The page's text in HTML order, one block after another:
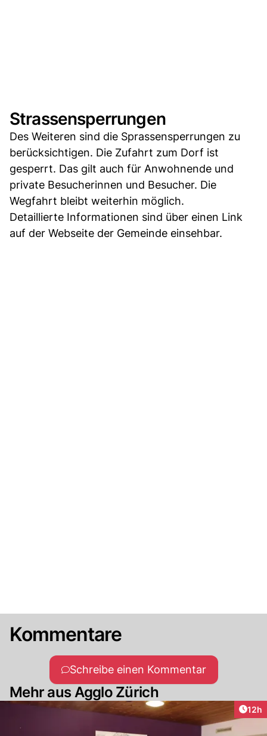
Strassensperrungen
Des Weiteren sind die Sprassensperrungen zu
berücksichtigen. Die Zufahrt zum Dorf ist
gesperrt. Das gilt auch für Anwohnende und
private Besucherinnen und Besucher. Die
Wegfahrt bleibt weiterhin möglich.
Detaillierte Informationen sind über einen Link
auf der Webseite der Gemeinde einsehbar.
Kommentare
Schreibe einen Kommentar
Mehr aus Agglo Zürich
12h